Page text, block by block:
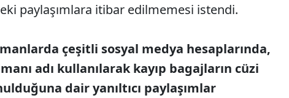
paylaşımlara itibar edilmemesi istendi.
çeşitli sosyal medya hesaplarında,
adı kullanılarak kayıp bagajların cüzi
dair yanıltıcı paylaşımlar